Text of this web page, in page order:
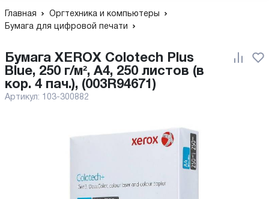
Главная
Оргтехника и компьютеры
Бумага для цифровой печати
Бумага XEROX Colotech Plus
Blue, 250 г/м², A4, 250 листов (в
кор. 4 пач.), (003R94671)
Артикул: 103-300882